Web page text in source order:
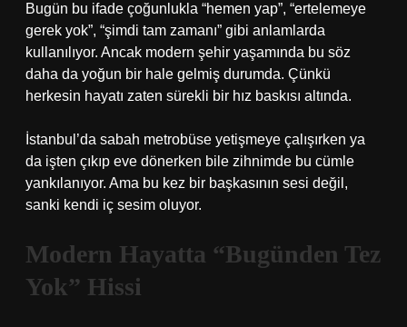
Bugün bu ifade çoğunlukla “hemen yap”, “ertelemeye
gerek yok”, “şimdi tam zamanı” gibi anlamlarda
kullanılıyor. Ancak modern şehir yaşamında bu söz
daha da yoğun bir hale gelmiş durumda. Çünkü
herkesin hayatı zaten sürekli bir hız baskısı altında.
İstanbul’da sabah metrobüse yetişmeye çalışırken ya
da işten çıkıp eve dönerken bile zihnimde bu cümle
yankılanıyor. Ama bu kez bir başkasının sesi değil,
sanki kendi iç sesim oluyor.
Modern Hayatta “Bugünden Tez
Yok” Hissi